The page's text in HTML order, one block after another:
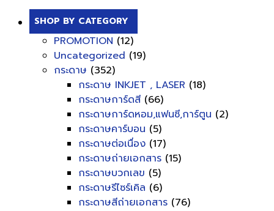
SHOP BY CATEGORY
PROMOTION (12)
Uncategorized (19)
กระดาษ (352)
กระดาษ INKJET , LASER (18)
กระดาษการ์ดสี (66)
กระดาษการ์ดหอม,แฟนซี,การ์ตูน (2)
กระดาษคาร์บอน (5)
กระดาษต่อเนื่อง (17)
กระดาษถ่ายเอกสาร (15)
กระดาษบวกเลข (5)
กระดาษรีไซร์เคิล (6)
กระดาษสีถ่ายเอกสาร (76)